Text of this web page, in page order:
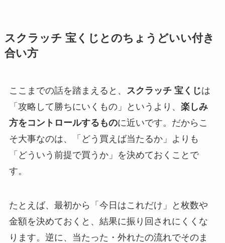
スクラッチ 宝くじとのちょうどいい付き
合い方
ここまでの話を踏まえると、 スクラッチ 宝くじは
「攻略して勝ちにいくもの」というより、 楽しみ
方をコントロールするものに近いです。だからこ
そ大事なのは、「どう買えば当たるか」よりも
「どういう前提で買うか」を決めておくことで
す。
たとえば、最初から「今日はこれだけ」と枚数や
金額を決めておくと、結果に振り回されにくくな
ります。逆に、当たった・外れたの流れでそのま